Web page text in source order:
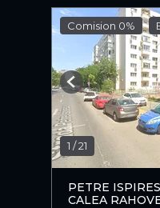
Comision 0%
1 /21
Previous
PETRE
CALEA